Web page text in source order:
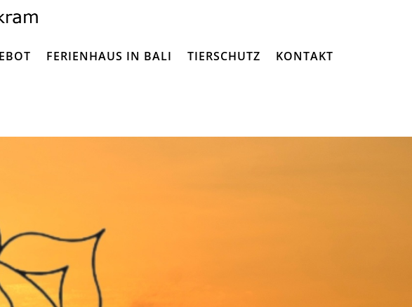
FERIENHAUS IN BALI TIERSCHUTZ KONTAKT